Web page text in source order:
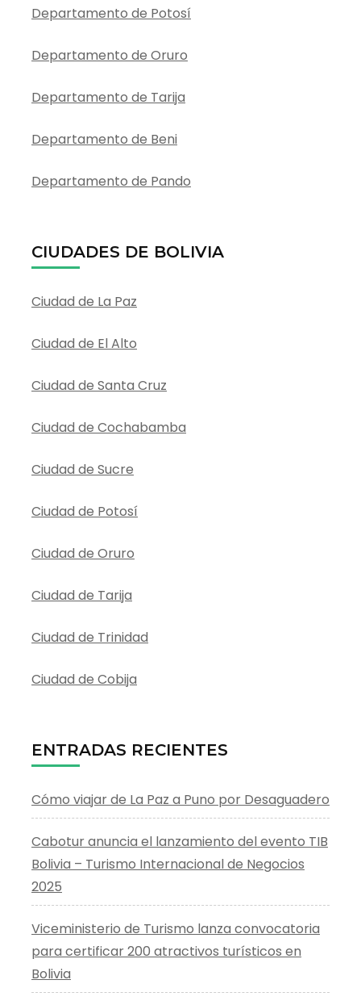
Departamento de Potosí
Departamento de Oruro
Departamento de Tarija
Departamento de Beni
Departamento de Pando
CIUDADES DE BOLIVIA
Ciudad de La Paz
Ciudad de El Alto
Ciudad de Santa Cruz
Ciudad de Cochabamba
Ciudad de Sucre
Ciudad de Potosí
Ciudad de Oruro
Ciudad de Tarija
Ciudad de Trinidad
Ciudad de Cobija
ENTRADAS RECIENTES
Cómo viajar de La Paz a Puno por Desaguadero
Cabotur anuncia el lanzamiento del evento TIB
Bolivia – Turismo Internacional de Negocios
2025
Viceministerio de Turismo lanza convocatoria
para certificar 200 atractivos turísticos en
Bolivia